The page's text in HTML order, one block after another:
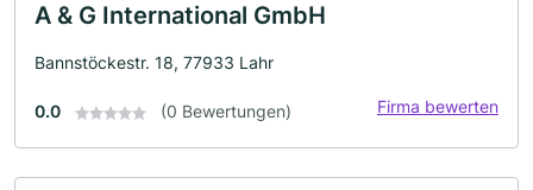
A & G International GmbH
Bannstöckestr. 18, 77933 Lahr
0.0 (0 Bewertungen) Firma bewerten